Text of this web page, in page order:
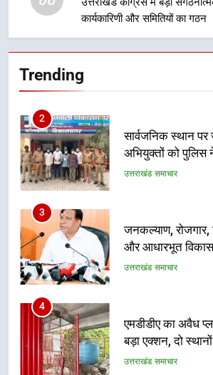
कार्यकारिणी और समितियों का गठन
Trending
अभियुक्तों को पुलिस
3
जनकल्याण, रोजगार,
और आधारभूत विकास
कैबिनेट के
उत्तराखंड समाचार
4
एमडीडीए का अवैध
बड़ा एक्शन, दो
मसूरी मार्ग पर अवैध
उत्तराखंड समाचार
5
राष्ट्रीय हथकरघा
धामी ने उत्कृष्ट
कारीगरों को किया
उत्तराखंड समाचार